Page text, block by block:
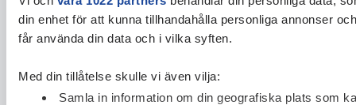
din enhet för att kunna tillhandahålla personliga annonser
får använda din data och i vilka syften.
Med din tillåtelse skulle vi även vilja:
Samla in information om din geografiska plats som